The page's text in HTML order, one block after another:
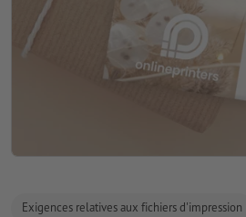
Exigences relatives aux fichiers d'impression